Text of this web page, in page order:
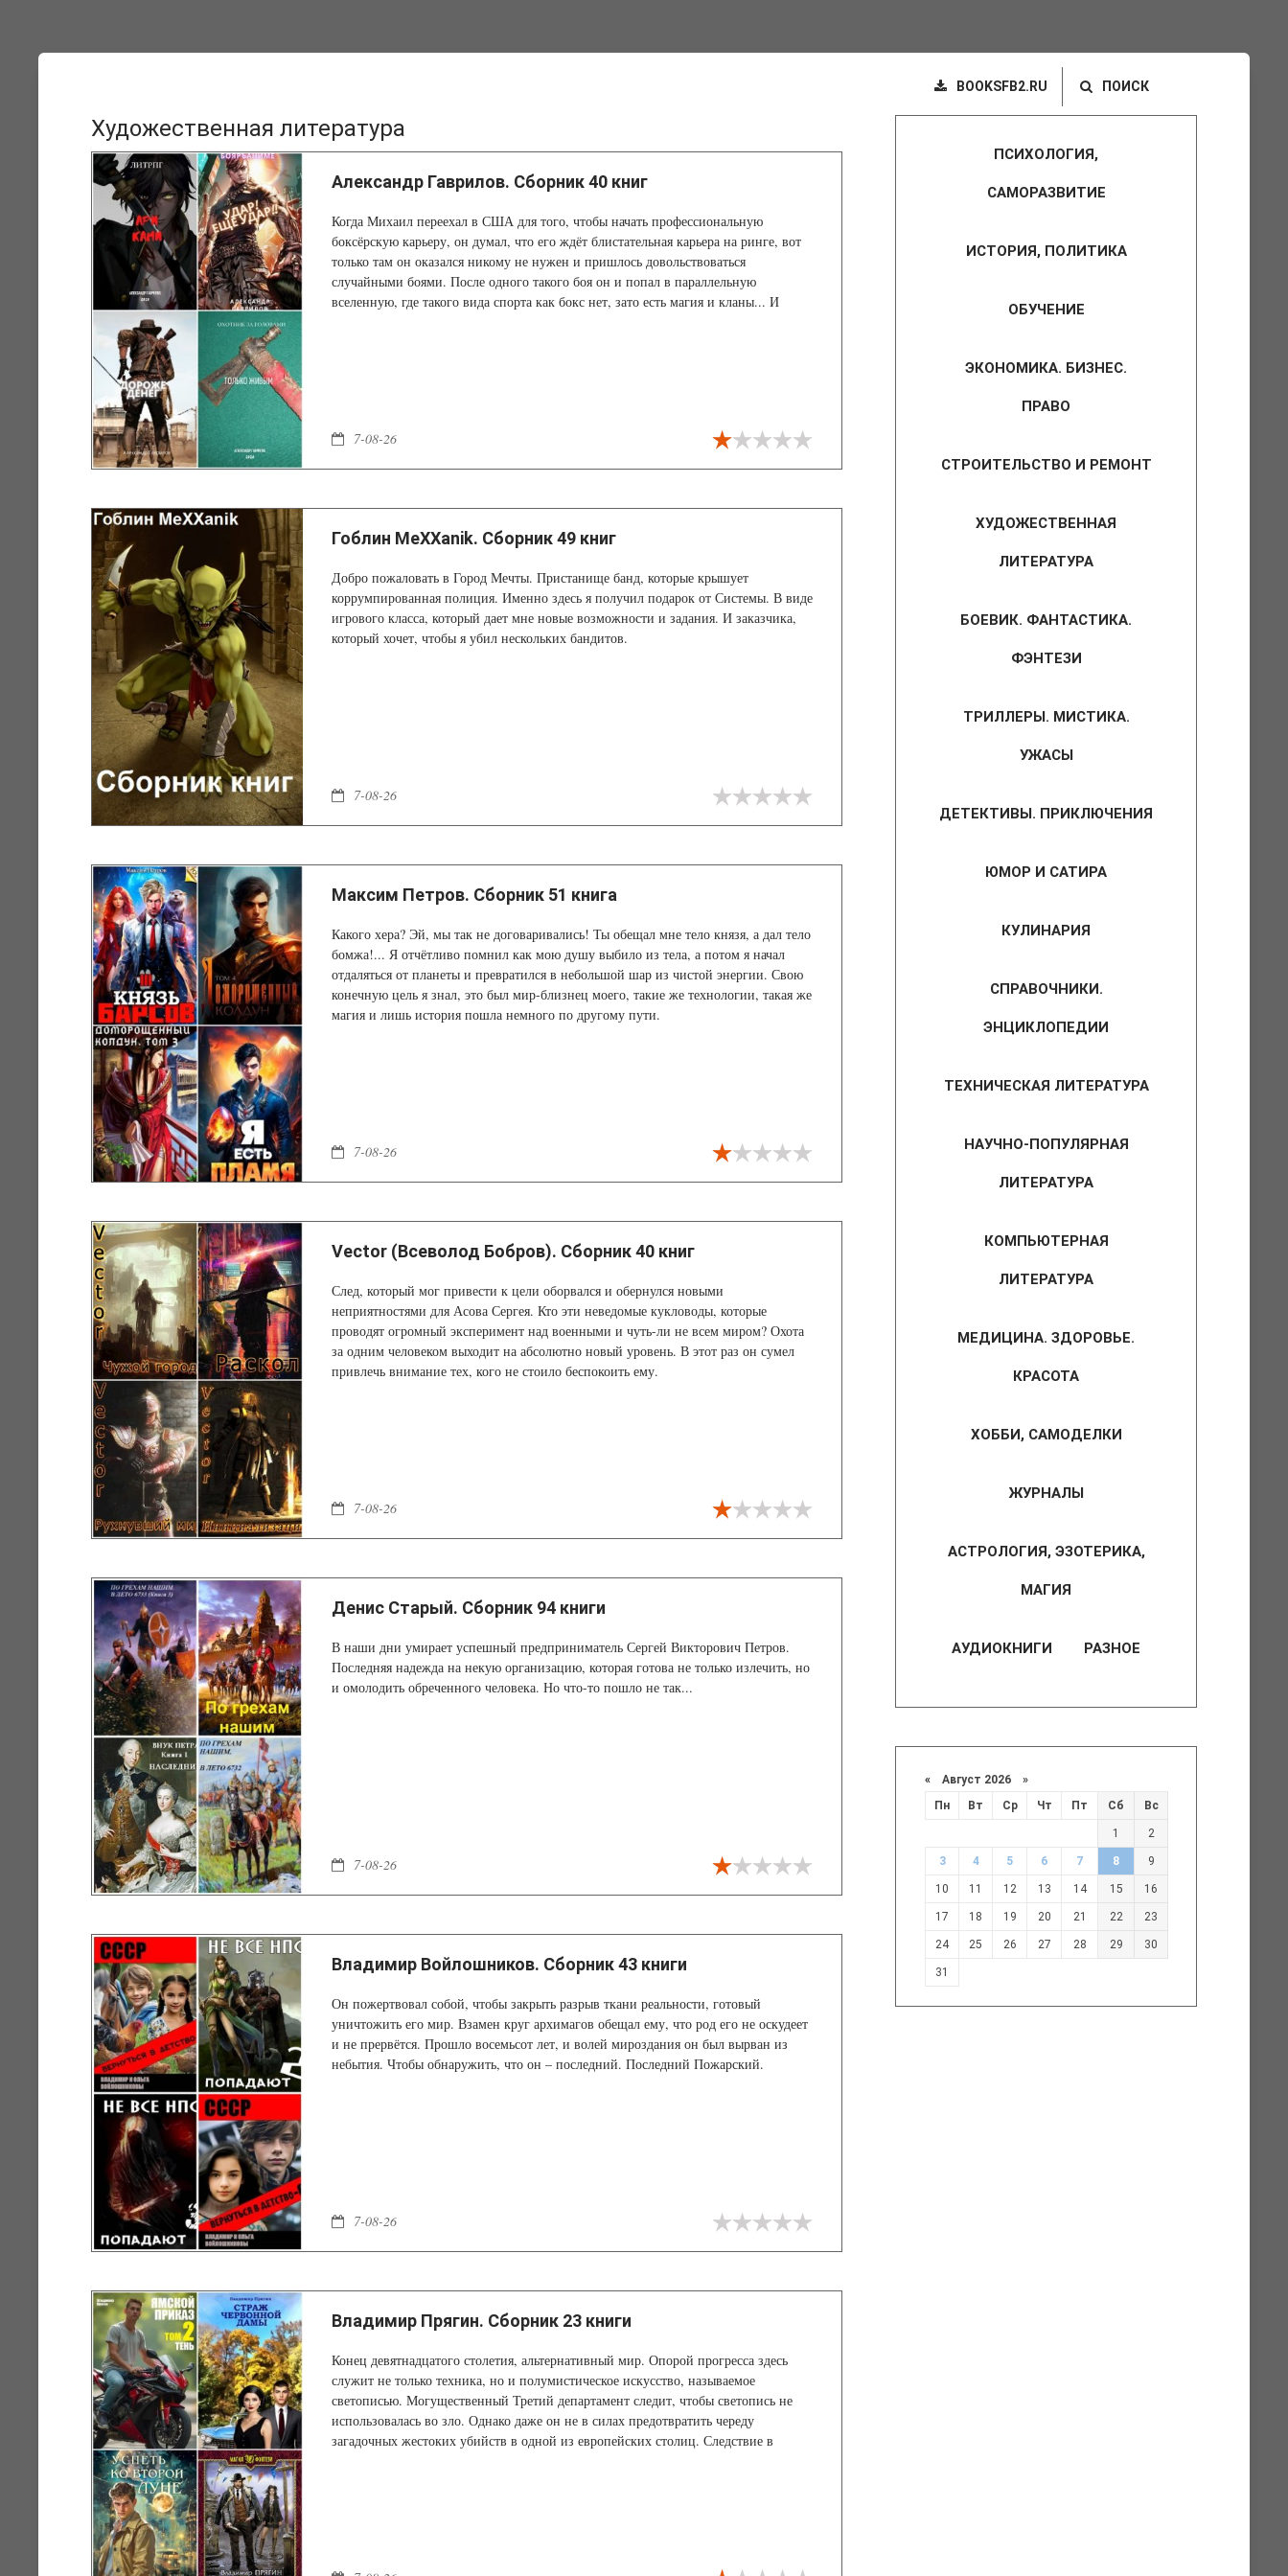
BOOKSFB2.RU ПОИСК
Художественная литература
Александр Гаврилов. Сборник 40 книг
Когда Михаил переехал в США для того, чтобы начать профессиональную
боксёрскую карьеру, он думал, что его ждёт блистательная карьера на ринге, вот
только там он оказался никому не нужен и пришлось довольствоваться
случайными боями. После одного такого боя он и попал в параллельную
вселенную, где такого вида спорта как бокс нет, зато есть магия и кланы... И
7-08-26
Гоблин MeXXanik. Сборник 49 книг
Добро пожаловать в Город Мечты. Пристанище банд, которые крышует
коррумпированная полиция. Именно здесь я получил подарок от Системы. В виде
игрового класса, который дает мне новые возможности и задания. И заказчика,
который хочет, чтобы я убил нескольких бандитов.
7-08-26
Максим Петров. Сборник 51 книга
Какого хера? Эй, мы так не договаривались! Ты обещал мне тело князя, а дал тело
бомжа!... Я отчётливо помнил как мою душу выбило из тела, а потом я начал
отдаляться от планеты и превратился в небольшой шар из чистой энергии. Свою
конечную цель я знал, это был мир-близнец моего, такие же технологии, такая же
магия и лишь история пошла немного по другому пути.
7-08-26
Vector (Всеволод Бобров). Сборник 40 книг
След, который мог привести к цели оборвался и обернулся новыми
неприятностями для Асова Сергея. Кто эти неведомые кукловоды, которые
проводят огромный эксперимент над военными и чуть-ли не всем миром? Охота
за одним человеком выходит на абсолютно новый уровень. В этот раз он сумел
привлечь внимание тех, кого не стоило беспокоить ему.
7-08-26
Денис Старый. Сборник 94 книги
В наши дни умирает успешный предприниматель Сергей Викторович Петров.
Последняя надежда на некую организацию, которая готова не только излечить, но
и омолодить обреченного человека. Но что-то пошло не так...
7-08-26
Владимир Войлошников. Сборник 43 книги
Он пожертвовал собой, чтобы закрыть разрыв ткани реальности, готовый
уничтожить его мир. Взамен круг архимагов обещал ему, что род его не оскудеет
и не прервётся. Прошло восемьсот лет, и волей мироздания он был вырван из
небытия. Чтобы обнаружить, что он – последний. Последний Пожарский.
7-08-26
Владимир Прягин. Сборник 23 книги
Конец девятнадцатого столетия, альтернативный мир. Опорой прогресса здесь
служит не только техника, но и полумистическое искусство, называемое
светописью. Могущественный Третий департамент следит, чтобы светопись не
использовалась во зло. Однако даже он не в силах предотвратить череду
загадочных жестоких убийств в одной из европейских столиц. Следствие в
ПСИХОЛОГИЯ,
САМОРАЗВИТИЕ
ИСТОРИЯ, ПОЛИТИКА
ОБУЧЕНИЕ
ЭКОНОМИКА. БИЗНЕС.
ПРАВО
СТРОИТЕЛЬСТВО И РЕМОНТ
ХУДОЖЕСТВЕННАЯ
ЛИТЕРАТУРА
БОЕВИК. ФАНТАСТИКА.
ФЭНТЕЗИ
ТРИЛЛЕРЫ. МИСТИКА.
УЖАСЫ
ДЕТЕКТИВЫ. ПРИКЛЮЧЕНИЯ
ЮМОР И САТИРА
КУЛИНАРИЯ
СПРАВОЧНИКИ.
ЭНЦИКЛОПЕДИИ
ТЕХНИЧЕСКАЯ ЛИТЕРАТУРА
НАУЧНО-ПОПУЛЯРНАЯ
ЛИТЕРАТУРА
КОМПЬЮТЕРНАЯ
ЛИТЕРАТУРА
МЕДИЦИНА. ЗДОРОВЬЕ.
КРАСОТА
ХОББИ, САМОДЕЛКИ
ЖУРНАЛЫ
АСТРОЛОГИЯ, ЭЗОТЕРИКА,
МАГИЯ
АУДИОКНИГИ РАЗНОЕ
« Август 2026 »
Пн
Вт Ср Чт Пт Сб Вс
1 2
3 4 5 6 7 8 9
10 11 12 13 14 15 16
17 18 19 20 21 22 23
24 25 26 27 28 29 30
31